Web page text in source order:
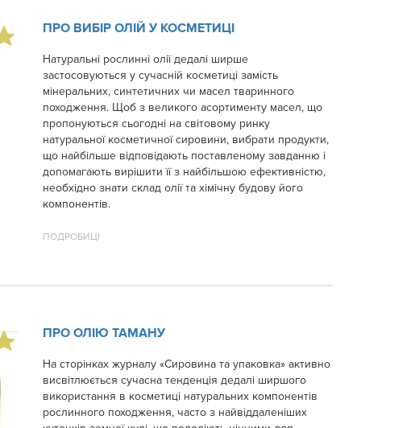
ПРО ВИБІР ОЛІЙ У КОСМЕТИЦІ
Натуральні рослинні олії дедалі ширше
застосовуються у сучасній косметиці замість
мінеральних, синтетичних чи масел тваринного
походження. Щоб з великого асортименту масел, що
пропонуються сьогодні на світовому ринку
натуральної косметичної сировини, вибрати продукти,
що найбільше відповідають поставленому завданню і
допомагають вирішити її з найбільшою ефективністю,
необхідно знати склад олії та хімічну будову його
компонентів.
ПОДРОБИЦІ
ПРО ОЛІЮ ТАМАНУ
На сторінках журналу «Сировина та упаковка» активно
висвітлюється сучасна тенденція дедалі ширшого
використання в косметиці натуральних компонентів
рослинного походження, часто з найвіддаленіших